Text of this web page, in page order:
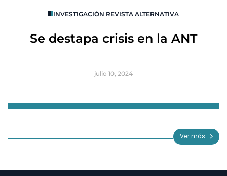
INVESTIGACIÓN REVISTA ALTERNATIVA
Se destapa crisis en la ANT
julio 10, 2024
3
Ver más